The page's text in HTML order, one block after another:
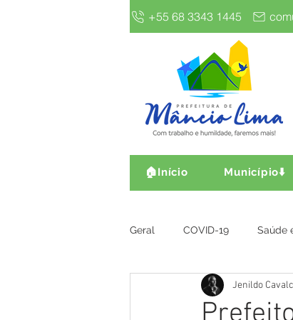
+55 68 3343 1445
🏠Início Município⬇️
Geral COVID-19 Saúde
Gestão e FinançasJenildo